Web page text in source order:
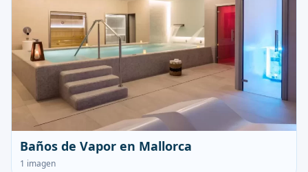
Baños de Vapor en Mallorca
1 imagen